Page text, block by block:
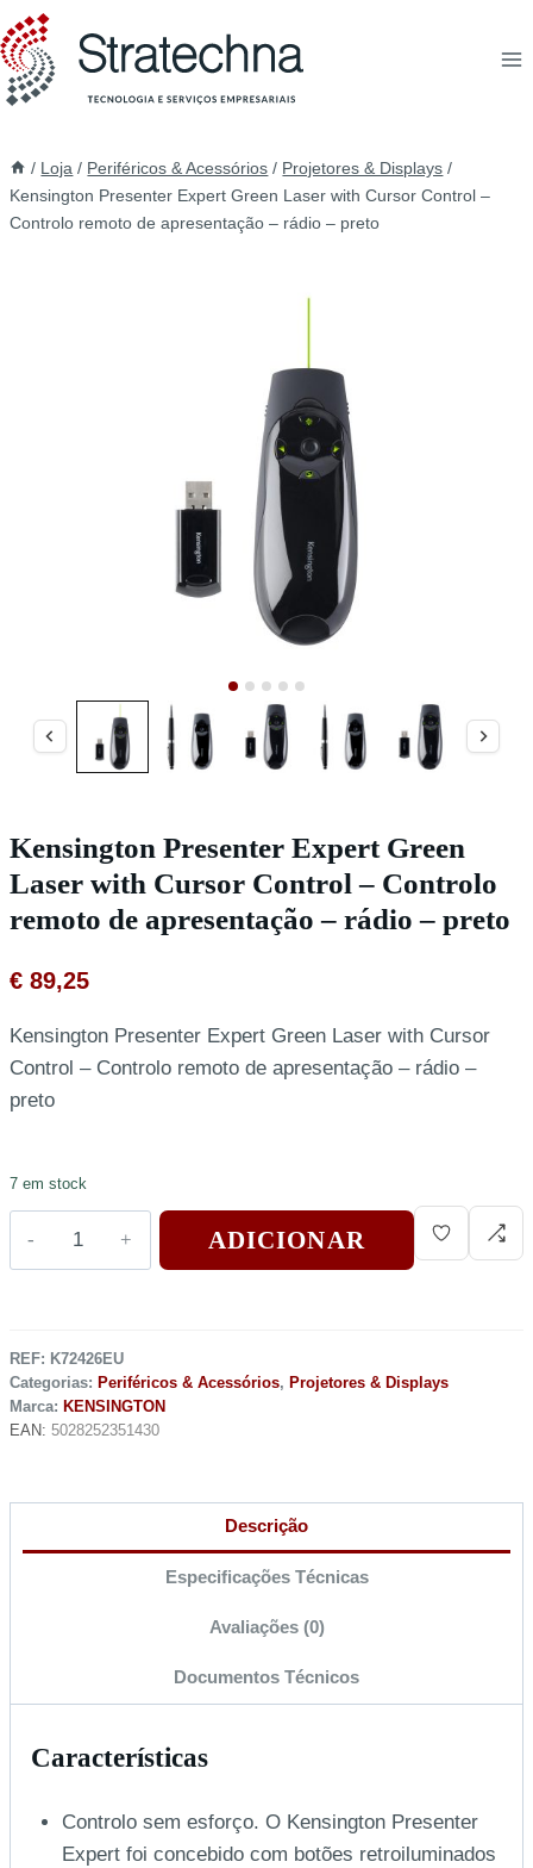
/ Loja / Periféricos & Acessórios / Projetores & Displays /
Kensington Presenter Expert Green Laser with Cursor Control –
Controlo remoto de apresentação – rádio – preto
Kensington Presenter Expert Green
Laser with Cursor Control – Controlo
remoto de apresentação – rádio – preto
€ 89,25
Kensington Presenter Expert Green Laser with Cursor
Control – Controlo remoto de apresentação – rádio –
preto
7 em stock
ADICIONAR
REF: K72426EU
Categorias: Periféricos & Acessórios, Projetores & Displays
Marca: KENSINGTON
EAN: 5028252351430
Descrição
Especificações Técnicas
Avaliações (0)
Documentos Técnicos
Características
Controlo sem esforço. O Kensington Presenter
Expert foi concebido com botões retroiluminados